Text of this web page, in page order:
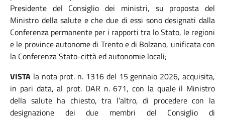
Presidente del Consiglio dei ministri, su proposta del
Ministro della salute e che due di essi sono designati dalla
Conferenza permanente per i rapporti tra lo Stato, le regioni
e le province autonome di Trento e di Bolzano, unificata con
la Conferenza Stato-città ed autonomie locali;
VISTA la nota prot. n. 1316 del 15 gennaio 2026, acquisita,
in pari data, al prot. DAR n. 671, con la quale il Ministro
della salute ha chiesto, tra l’altro, di procedere con la
designazione dei due membri del Consiglio di